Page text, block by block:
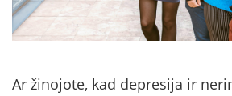
Ar žinojote, kad depresija ir